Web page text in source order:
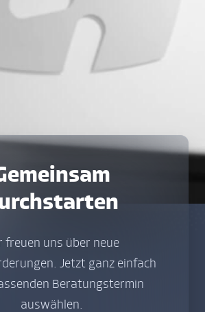
freuen uns über neue
Jetzt ganz einfach
Beratungstermin
auswählen.